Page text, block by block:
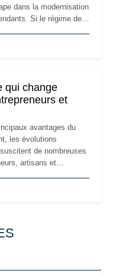
dans la modernisation
Si le régime de
à un environnement
qui change
et
avantages du
les évolutions
de nombreuses
artisans et
TVA : les règles